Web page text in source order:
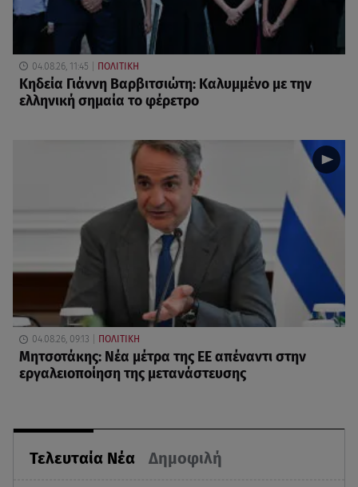
Τελευταία Νέα Δημοφιλή
04.08.26, 11:45 ΠΟΛΙΤΙΚΗ
Κηδεία Γιάννη Βαρβιτσιώτη: Καλυμμένο με την
ελληνική σημαία το φέρετρο
04.08.26, 09:13 ΠΟΛΙΤΙΚΗ
Μητσοτάκης: Νέα μέτρα της ΕΕ απέναντι στην
εργαλειοποίηση της μετανάστευσης